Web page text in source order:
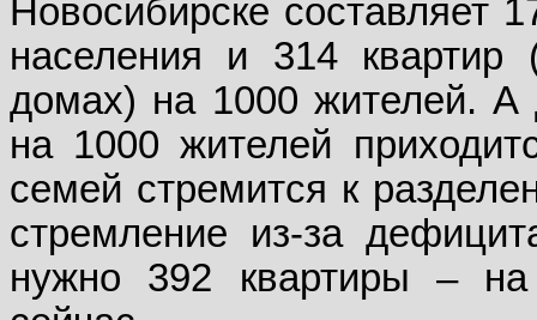
Новосибирске
населения и 314
домах) на 1000 жителей. А
на 1000 жителей
семей стремится к
стремление из-за
нужно 392 квартиры –